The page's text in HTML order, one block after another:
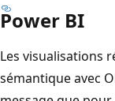
Power BI
Les visualisations
sémantique avec